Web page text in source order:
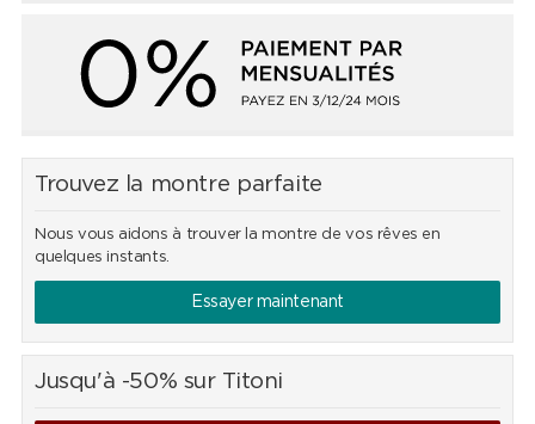
Trouvez la montre parfaite
Nous vous aidons à trouver la montre de vos rêves en
quelques instants.
Essayer maintenant
Jusqu'à -50% sur Titoni